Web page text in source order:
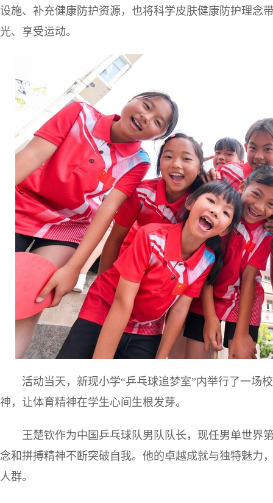
设施、补充健康防护资源，也将科学皮肤健康防护理念
光、享受运动。
活动当天，新现小学“乒乓球追梦室”内举行了一场
神，让体育精神在学生心间生根发芽。
王楚钦作为中国乒乓球队男队队长，现任男单世界
念和拼搏精神不断突破自我。他的卓越成就与独特魅力
人群。